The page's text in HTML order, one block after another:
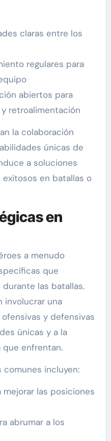
claras entre los
regulares para
abiertos para
retroalimentación
la colaboración
únicas de
a soluciones
en batallas o
en
a menudo
que
las batallas.
involucrar una
y defensivas
únicas y a la
que enfrentan.
comunes incluyen:
las posiciones
abrumar a los